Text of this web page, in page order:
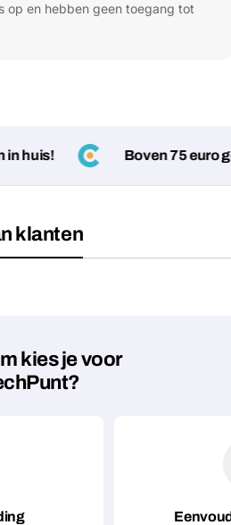
op en hebben geen toegang tot
Kopiëren
* zijn verplicht
huis! Boven 75 euro
klanten
kies je voor